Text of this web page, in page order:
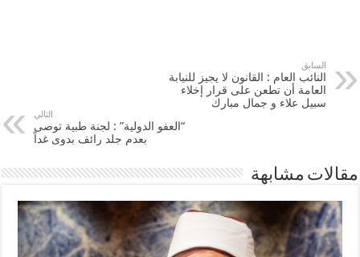
السابق
النائب العام : القانون لا يجيز للنيابة
العامة أن تطعن على قرار إخلاء
سبيل علاء و جمال مبارك
التالي
“العفو الدولية” : لجنة طبية توصى
بعدم جلد رائف بدوى غداً
مقالات مشابهة